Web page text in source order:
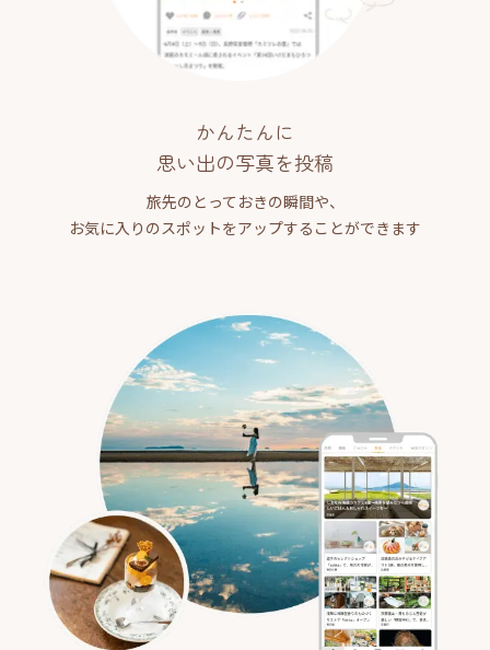
かんたんに
思い出の写真を投稿
旅先のとっておきの瞬間や、
お気に入りのスポットをアップすることができます